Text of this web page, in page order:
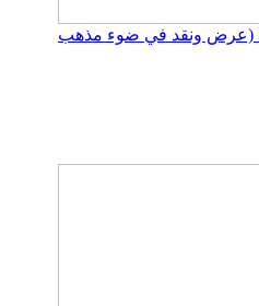
(عرض ونقد في ضوء مذهب